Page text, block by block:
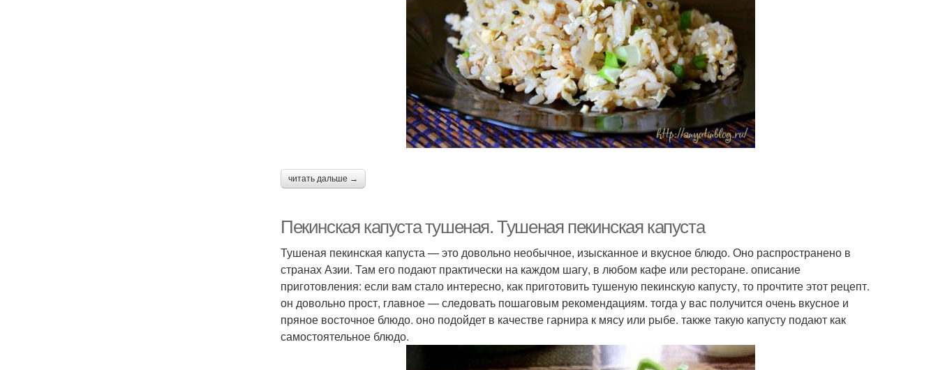
читать дальше →
Пекинская капуста тушеная. Тушеная пекинская капуста
Тушеная пекинская капуста — это довольно необычное, изысканное и вкусное блюдо. Оно распространено в
странах Азии. Там его подают практически на каждом шагу, в любом кафе или ресторане. описание
приготовления: если вам стало интересно, как приготовить тушеную пекинскую капусту, то прочтите этот рецепт.
он довольно прост, главное — следовать пошаговым рекомендациям. тогда у вас получится очень вкусное и
пряное восточное блюдо. оно подойдет в качестве гарнира к мясу или рыбе. также такую капусту подают как
самостоятельное блюдо.